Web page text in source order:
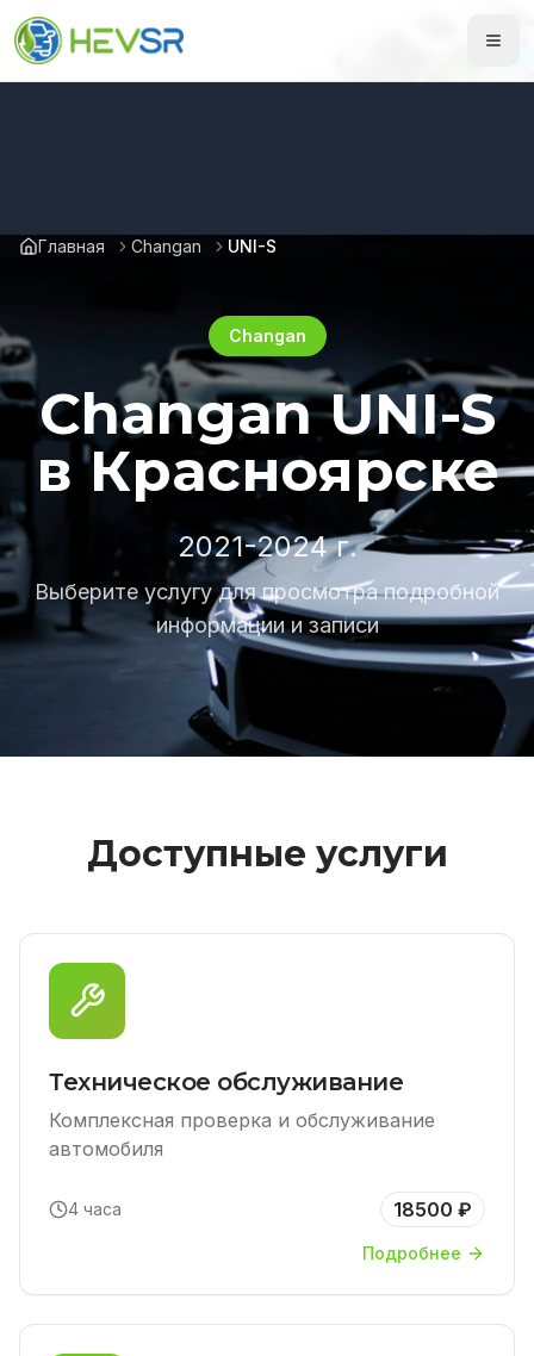
Главная Changan UNI-S
Changan
Changan UNI-S
в Красноярске
2021-2024 г.
Выберите услугу для просмотра подробной
информации и записи
Доступные услуги
Техническое обслуживание
Комплексная проверка и обслуживание
автомобиля
4 часа 18500 ₽
Подробнее